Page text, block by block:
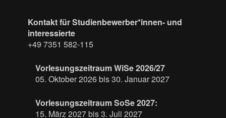
Kontakt für Studienbewerber*innen- und
interessierte
+49 7351 582-115
Vorlesungszeitraum WiSe 2026/27
05. Oktober 2026 bis 30. Januar 2027
Vorlesungszeitraum SoSe 2027:
15. März 2027 bis 3. Juli 2027